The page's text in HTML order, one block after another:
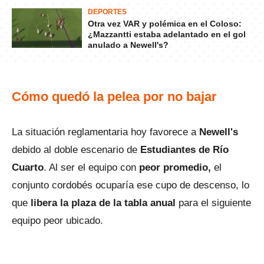
DEPORTES
Otra vez VAR y polémica en el Coloso:
¿Mazzantti estaba adelantado en el gol
anulado a Newell's?
Cómo quedó la pelea por no bajar
La situación reglamentaria hoy favorece a Newell's
debido al doble escenario de Estudiantes de Río
Cuarto. Al ser el equipo con peor promedio, el
conjunto cordobés ocuparía ese cupo de descenso, lo
que libera la plaza de la tabla anual para el siguiente
equipo peor ubicado.